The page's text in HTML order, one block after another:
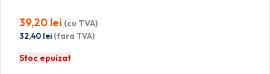
39,20 lei (cu TVA)
32,40 lei (fara TVA)
Stoc epuizat